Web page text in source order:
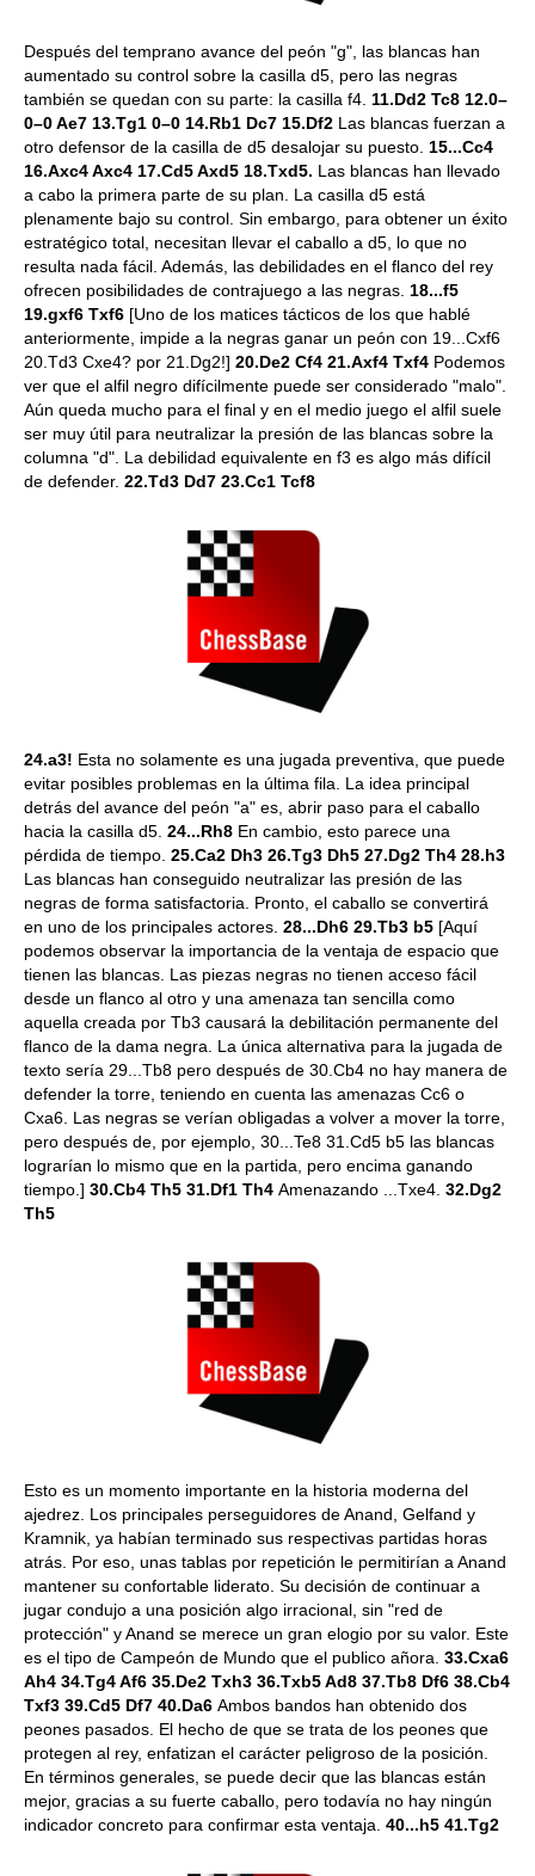
Después del temprano avance del peón "g", las blancas han
aumentado su control sobre la casilla d5, pero las negras
también se quedan con su parte: la casilla f4. 11.Dd2 Tc8 12.0–
0–0 Ae7 13.Tg1 0–0 14.Rb1 Dc7 15.Df2 Las blancas fuerzan a
otro defensor de la casilla de d5 desalojar su puesto. 15...Cc4
16.Axc4 Axc4 17.Cd5 Axd5 18.Txd5. Las blancas han llevado
a cabo la primera parte de su plan. La casilla d5 está
plenamente bajo su control. Sin embargo, para obtener un éxito
estratégico total, necesitan llevar el caballo a d5, lo que no
resulta nada fácil. Además, las debilidades en el flanco del rey
ofrecen posibilidades de contrajuego a las negras. 18...f5
19.gxf6 Txf6 [Uno de los matices tácticos de los que hablé
anteriormente, impide a la negras ganar un peón con 19...Cxf6
20.Td3 Cxe4? por 21.Dg2!] 20.De2 Cf4 21.Axf4 Txf4 Podemos
ver que el alfil negro difícilmente puede ser considerado "malo".
Aún queda mucho para el final y en el medio juego el alfil suele
ser muy útil para neutralizar la presión de las blancas sobre la
columna "d". La debilidad equivalente en f3 es algo más difícil
de defender. 22.Td3 Dd7 23.Cc1 Tcf8
24.a3! Esta no solamente es una jugada preventiva, que puede
evitar posibles problemas en la última fila. La idea principal
detrás del avance del peón "a" es, abrir paso para el caballo
hacia la casilla d5. 24...Rh8 En cambio, esto parece una
pérdida de tiempo. 25.Ca2 Dh3 26.Tg3 Dh5 27.Dg2 Th4 28.h3
Las blancas han conseguido neutralizar las presión de las
negras de forma satisfactoria. Pronto, el caballo se convertirá
en uno de los principales actores. 28...Dh6 29.Tb3 b5 [Aquí
podemos observar la importancia de la ventaja de espacio que
tienen las blancas. Las piezas negras no tienen acceso fácil
desde un flanco al otro y una amenaza tan sencilla como
aquella creada por Tb3 causará la debilitación permanente del
flanco de la dama negra. La única alternativa para la jugada de
texto sería 29...Tb8 pero después de 30.Cb4 no hay manera de
defender la torre, teniendo en cuenta las amenazas Cc6 o
Cxa6. Las negras se verían obligadas a volver a mover la torre,
pero después de, por ejemplo, 30...Te8 31.Cd5 b5 las blancas
lograrían lo mismo que en la partida, pero encima ganando
tiempo.] 30.Cb4 Th5 31.Df1 Th4 Amenazando ...Txe4. 32.Dg2
Th5
Esto es un momento importante en la historia moderna del
ajedrez. Los principales perseguidores de Anand, Gelfand y
Kramnik, ya habían terminado sus respectivas partidas horas
atrás. Por eso, unas tablas por repetición le permitirían a Anand
mantener su confortable liderato. Su decisión de continuar a
jugar condujo a una posición algo irracional, sin "red de
protección" y Anand se merece un gran elogio por su valor. Este
es el tipo de Campeón de Mundo que el publico añora. 33.Cxa6
Ah4 34.Tg4 Af6 35.De2 Txh3 36.Txb5 Ad8 37.Tb8 Df6 38.Cb4
Txf3 39.Cd5 Df7 40.Da6 Ambos bandos han obtenido dos
peones pasados. El hecho de que se trata de los peones que
protegen al rey, enfatizan el carácter peligroso de la posición.
En términos generales, se puede decir que las blancas están
mejor, gracias a su fuerte caballo, pero todavía no hay ningún
indicador concreto para confirmar esta ventaja. 40...h5 41.Tg2